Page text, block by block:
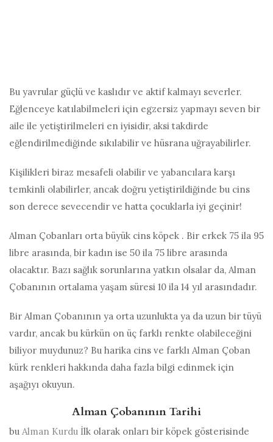
Bu yavrular güçlü ve kaslıdır ve aktif kalmayı severler.
Eğlenceye katılabilmeleri için egzersiz yapmayı seven bir
aile ile yetiştirilmeleri en iyisidir, aksi takdirde
eğlendirilmediğinde sıkılabilir ve hüsrana uğrayabilirler.
Kişilikleri biraz mesafeli olabilir ve yabancılara karşı
temkinli olabilirler, ancak doğru yetiştirildiğinde bu cins
son derece sevecendir ve hatta çocuklarla iyi geçinir!
Alman Çobanları orta büyük cins köpek . Bir erkek 75 ila 95
libre arasında, bir kadın ise 50 ila 75 libre arasında
olacaktır. Bazı sağlık sorunlarına yatkın olsalar da, Alman
Çobanının ortalama yaşam süresi 10 ila 14 yıl arasındadır.
Bir Alman Çobanının ya orta uzunlukta ya da uzun bir tüyü
vardır, ancak bu kürkün on üç farklı renkte olabileceğini
biliyor muydunuz? Bu harika cins ve farklı Alman Çoban
kürk renkleri hakkında daha fazla bilgi edinmek için
aşağıyı okuyun.
Alman Çobanının Tarihi
bu Alman Kurdu İlk olarak onları bir köpek gösterisinde